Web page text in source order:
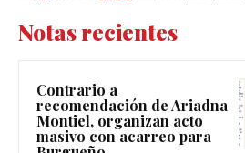
Notas recientes
Contrario a
recomendación de Ariadna
Montiel, organizan acto
masivo con acarreo para